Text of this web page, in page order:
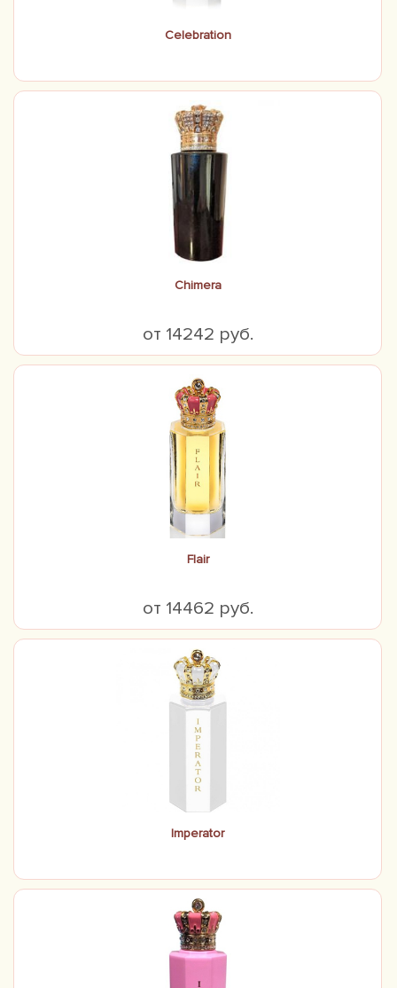
Celebration
Chimera
от 14242 руб.
Flair
от 14462 руб.
Imperator